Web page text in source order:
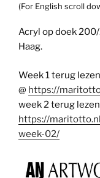
(For English scroll
Acryl op doek
Haag.
Week 1 terug lezen
@ https://
week 2 terug lezen
https://
week-02/